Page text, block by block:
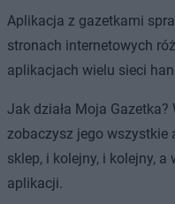
Aplikacja z gazetkami
stronach internetowych
aplikacjach wielu sieci
Jak działa Moja
zobaczysz jego wszystkie
sklep, i kolejny, i kolejny, a
aplikacji.